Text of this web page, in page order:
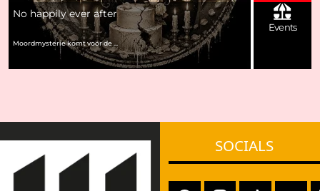
No happily ever after
Moordmysterie komt voor de ...
Events
SOCIALS